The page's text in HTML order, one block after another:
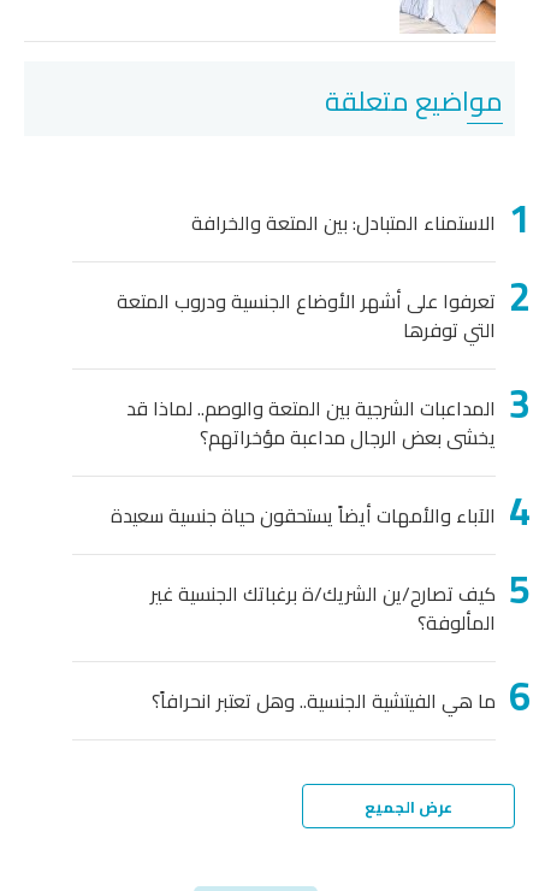
مواضيع متعلقة
الاستمناء المتبادل: بين المتعة والخرافة
تعرفوا على أشهر الأوضاع الجنسية ودروب المتعة
التي توفرها
المداعبات الشرجية بين المتعة والوصم.. لماذا قد
يخشى بعض الرجال مداعبة مؤخراتهم؟
الآباء والأمهات أيضاً يستحقون حياة جنسية سعيدة
كيف تصارح/ين الشريك/ة برغباتك الجنسية غير
المألوفة؟
ما هي الفيتشية الجنسية.. وهل تعتبر انحرافاً؟
عرض الجميع